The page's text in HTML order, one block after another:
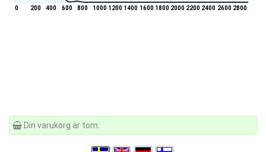
0 200 400 600 800 1000 1200 1400 1600 1800 2000 2200 2400 2600 2800
Din varukorg är tom.